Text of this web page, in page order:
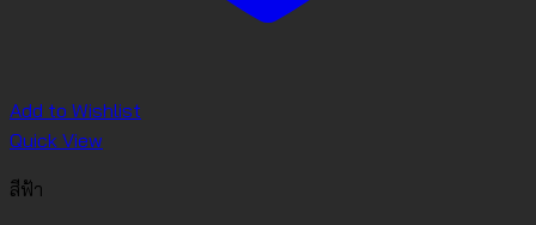
Add to Wishlist
Quick View
สีฟ้า